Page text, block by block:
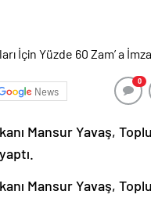
News
0
Mansur Yavaş,
Mansur Yavaş,